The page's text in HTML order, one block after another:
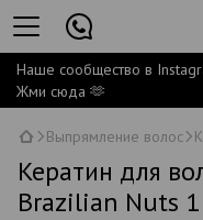
Наше сообщество в
Жми сюда 🫶
Выпрямление волос
Кератин для
Brazilian Nuts